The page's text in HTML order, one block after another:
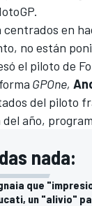
centrados en
no están
el piloto de
GPOne,
del piloto
año,
nada:
que
un "alivio"